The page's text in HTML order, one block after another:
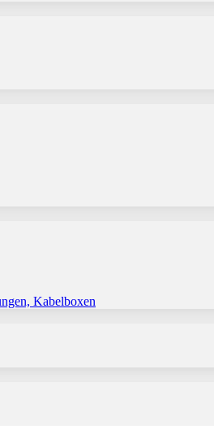
Kabelboxen